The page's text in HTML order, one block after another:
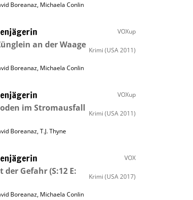
Boreanaz, Michaela Conlin
VOXup
an der Waage
Krimi (USA 2011)
Boreanaz, Michaela Conlin
VOXup
im Stromausfall
Krimi (USA 2011)
Boreanaz,T.J. Thyne
VOX
der Gefahr(S:12 E:
Krimi (USA 2017)
Boreanaz, Michaela Conlin